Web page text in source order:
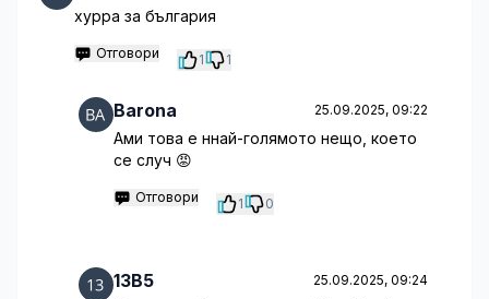
хурра за българия
Отговори 1 1
Barona 25.09.2025, 09:22
Ами това е ннай-голямото нещо, което
се случ 😡
Отговори 1 0
13B5 25.09.2025, 09:24